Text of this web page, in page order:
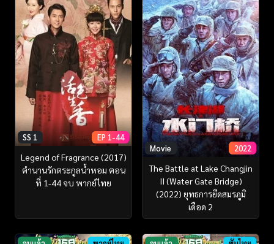
SS 1 EP 1-44
Legend of Fragrance (2017)
ตำนานรักตระกูลน้ำหอม ตอน
ที่ 1-44 จบ พากย์ไทย
Movie 2022
The Battle at Lake Changjin
II (Water Gate Bridge)
(2022) ยุทธการยึดสมรภูมิ
เดือด 2